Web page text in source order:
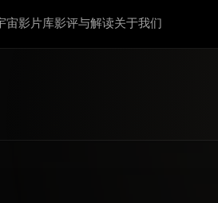
宙影片库影评与解读关于我们